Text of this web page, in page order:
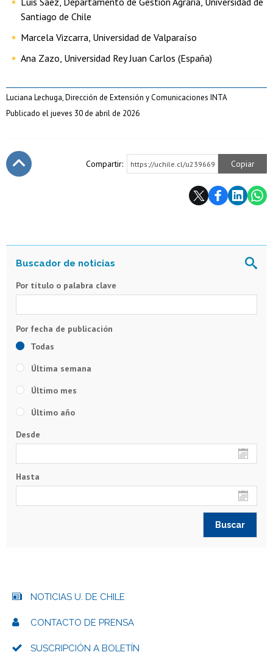
Santiago de Chile
Marcela Vizcarra, Universidad de Valparaíso
Ana Zazo, Universidad Rey Juan Carlos (España)
Luciana Lechuga, Dirección de Extensión y Comunicaciones INTA
Publicado el jueves 30 de abril de 2026
Compartir: https://uchile.cl/u239669 Copiar
Por título o palabra clave
Todas
Última semana
Último mes
Último año
Desde
Hasta
NOTICIAS U. DE CHILE
CONTACTO DE PRENSA
SUSCRIPCIÓN A BOLETÍN